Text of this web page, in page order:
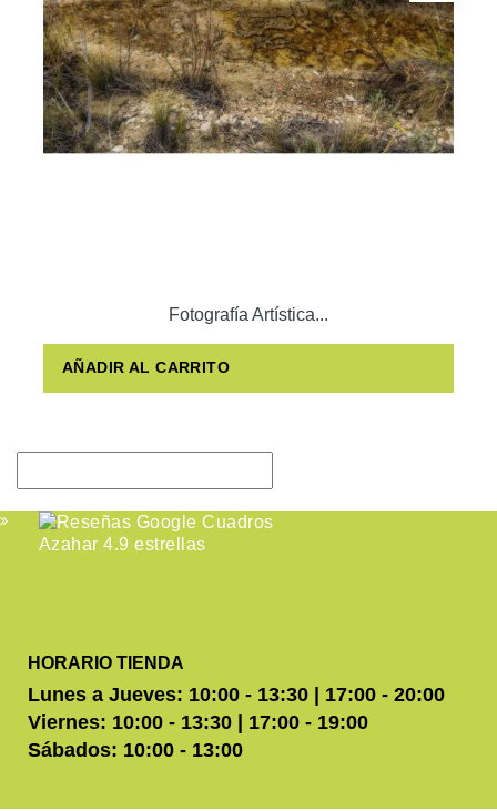
Fotografía Artística...
AÑADIR AL CARRITO
HORARIO TIENDA
Lunes a Jueves: 10:00 - 13:30 | 17:00 - 20:00
Viernes: 10:00 - 13:30 | 17:00 - 19:00
Sábados: 10:00 - 13:00